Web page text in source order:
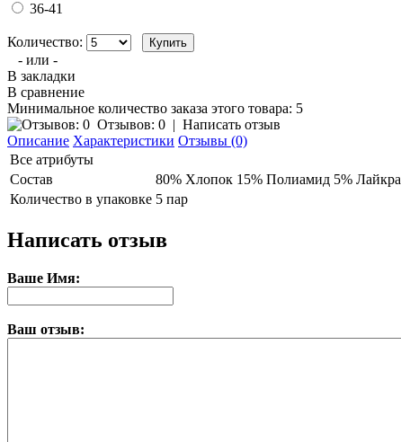
36-41
Количество:
- или -
В закладки
В сравнение
Минимальное количество заказа этого товара: 5
Отзывов: 0 | Написать отзыв
Описание Характеристики Отзывы (0)
Все атрибуты
Состав
80% Хлопок 15% Полиамид 5% Лайкра
Количество в упаковке 5 пар
Написать отзыв
Ваше Имя:
Ваш отзыв: